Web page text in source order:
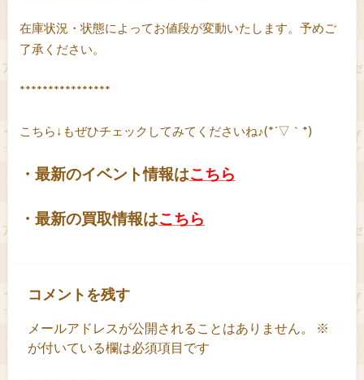
在庫状況・状態によってお値段が変動いたします。予めご
了承ください。
****************
こちら↓もぜひチェックしてみてくださいね♪(*´▽｀*)
・最新のイベント情報はこちら
・最新の買取情報はこちら
コメントを残す
メールアドレスが公開されることはありません。
※
が付いている欄は必須項目です